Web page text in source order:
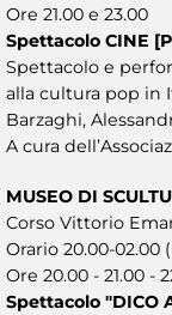
Ore 21.00 e 23.00
Spettacolo CINE
Spettacolo e
alla cultura pop in
Barzaghi,
A cura
MUSEO DI
Corso Vittorio
Orario 20.00-02.00
Ore 20.00 - 21.00 -
Spettacolo "DICO